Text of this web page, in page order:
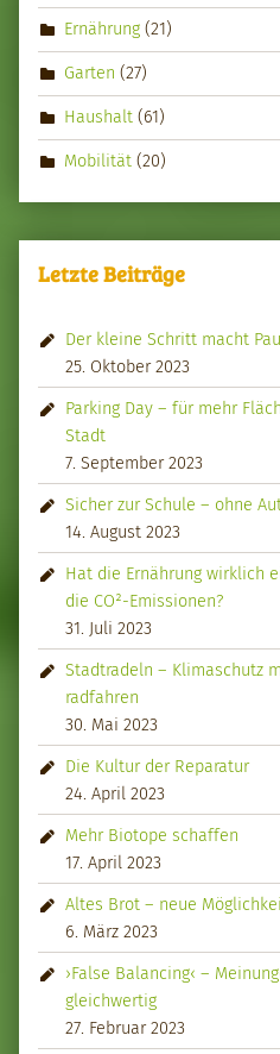
Ernährung (21)
Garten (27)
Haushalt (61)
Mobilität (20)
Letzte Beiträge
Der kleine Schritt macht
25. Oktober 2023
Parking Day – für mehr
Stadt
7. September 2023
Sicher zur Schule – ohne
14. August 2023
Hat die Ernährung wirklich
die CO²-Emissionen?
31. Juli 2023
Stadtradeln – Klimaschutz
radfahren
30. Mai 2023
Die Kultur der Reparatur
24. April 2023
Mehr Biotope schaffen
17. April 2023
Altes Brot – neue
6. März 2023
›False Balancing‹ –
gleichwertig
27. Februar 2023